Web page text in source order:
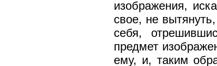
изображения,
свое, не
себя,
предмет
ему, и, таким